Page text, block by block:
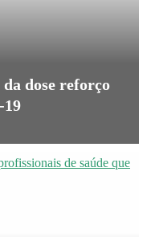
dose reforço
19